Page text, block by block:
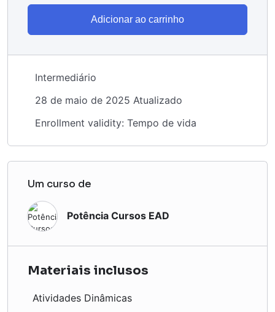
Adicionar ao carrinho
Intermediário
28 de maio de 2025 Atualizado
Enrollment validity: Tempo de vida
Um curso de
Potência Cursos EAD
Materiais inclusos
Atividades Dinâmicas